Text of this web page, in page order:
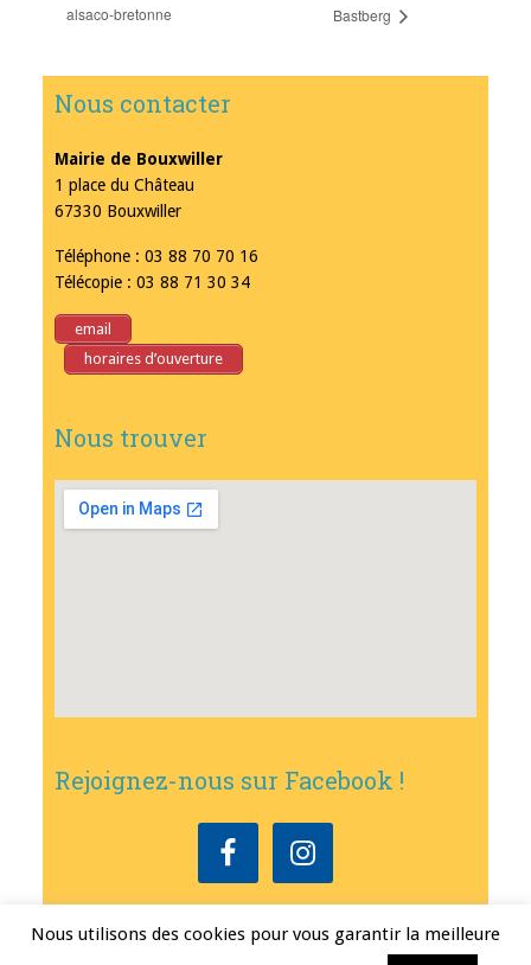
alsaco-bretonne
Bastberg
Nous contacter
Mairie de Bouxwiller
1 place du Château
67330 Bouxwiller
Téléphone : 03 88 70 70 16
Télécopie : 03 88 71 30 34
email
horaires d’ouverture
Nous trouver
Rejoignez-nous sur Facebook !
Mairie de Bouxwiller • Conception
Nous utilisons des cookies pour vous garantir la meilleure